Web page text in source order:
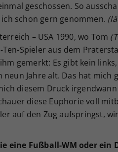
geschossen. So
schon gern genommen.
– USA 1990, wo Tom
Ten-Spieler aus dem
gemerkt: Es gibt kein
Jahre alt. Das hat mich
diesem Druck
diese Euphorie voll
auf den Zug aufspringst,
eine Fußball-WM oder